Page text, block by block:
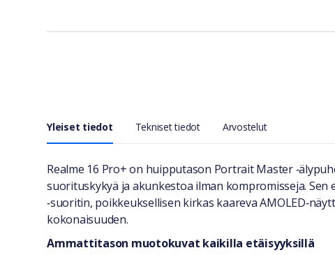
Yleiset tiedot Tekniset tiedot Arvostelut
Yleiset tiedot
Realme 16 Pro+ on huipputason Portrait Master
suorituskykyä ja akunkestoa ilman kompromisseja. Sen
‑suoritin, poikkeuksellisen kirkas kaareva
kokonaisuuden.
Ammattitason muotokuvat kaikilla etäisyyksillä